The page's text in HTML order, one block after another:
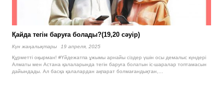
Қайда тегін баруға болады?(19,20 сәуір)
Күн жаңалықтары
19 апреля, 2025
Құрметті оқырман! #Үйдежатпа ұжымы арнайы сіздер үшін осы демалыс күндері
Алматы мен Астана қалаларында тегін баруға болатын іс-шаралар топтамасын
дайындады. Ал басқа қалалардан ақпарат болмағандықтан,…